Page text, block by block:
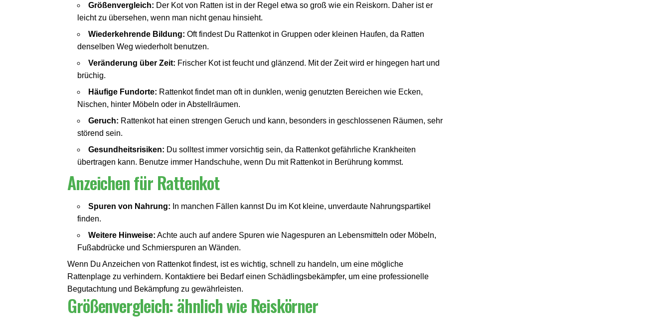
Größenvergleich: Der Kot von Ratten ist in der Regel etwa so groß wie ein Reiskorn. Daher ist er
leicht zu übersehen, wenn man nicht genau hinsieht.
Wiederkehrende Bildung: Oft findest Du Rattenkot in Gruppen oder kleinen Haufen, da Ratten
denselben Weg wiederholt benutzen.
Veränderung über Zeit: Frischer Kot ist feucht und glänzend. Mit der Zeit wird er hingegen hart und
brüchig.
Häufige Fundorte: Rattenkot findet man oft in dunklen, wenig genutzten Bereichen wie Ecken,
Nischen, hinter Möbeln oder in Abstellräumen.
Geruch: Rattenkot hat einen strengen Geruch und kann, besonders in geschlossenen Räumen, sehr
störend sein.
Gesundheitsrisiken: Du solltest immer vorsichtig sein, da Rattenkot gefährliche Krankheiten
übertragen kann. Benutze immer Handschuhe, wenn Du mit Rattenkot in Berührung kommst.
Anzeichen für Rattenkot
Spuren von Nahrung: In manchen Fällen kannst Du im Kot kleine, unverdaute Nahrungspartikel
finden.
Weitere Hinweise: Achte auch auf andere Spuren wie Nagespuren an Lebensmitteln oder Möbeln,
Fußabdrücke und Schmierspuren an Wänden.
Wenn Du Anzeichen von Rattenkot findest, ist es wichtig, schnell zu handeln, um eine mögliche
Rattenplage zu verhindern. Kontaktiere bei Bedarf einen Schädlingsbekämpfer, um eine professionelle
Begutachtung und Bekämpfung zu gewährleisten.
Größenvergleich: ähnlich wie Reiskörner